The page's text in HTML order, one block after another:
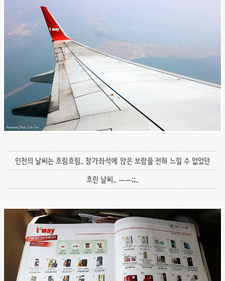
인천의 날씨는 흐림흐림.. 창가좌석에 앉은 보람을 전혀 느낄 수 없었던
흐린 날씨.. ㅡㅡ;;..